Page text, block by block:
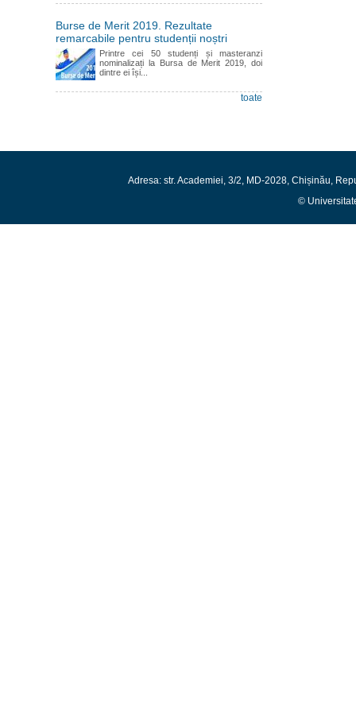
Burse de Merit 2019. Rezultate
remarcabile pentru studenții noștri
Printre cei 50 studenți și masteranzi
nominalizați la Bursa de Merit 2019, doi
dintre ei își...
toate
Adresa: str. Academiei, 3/2, MD-2028, Chișinău,
©